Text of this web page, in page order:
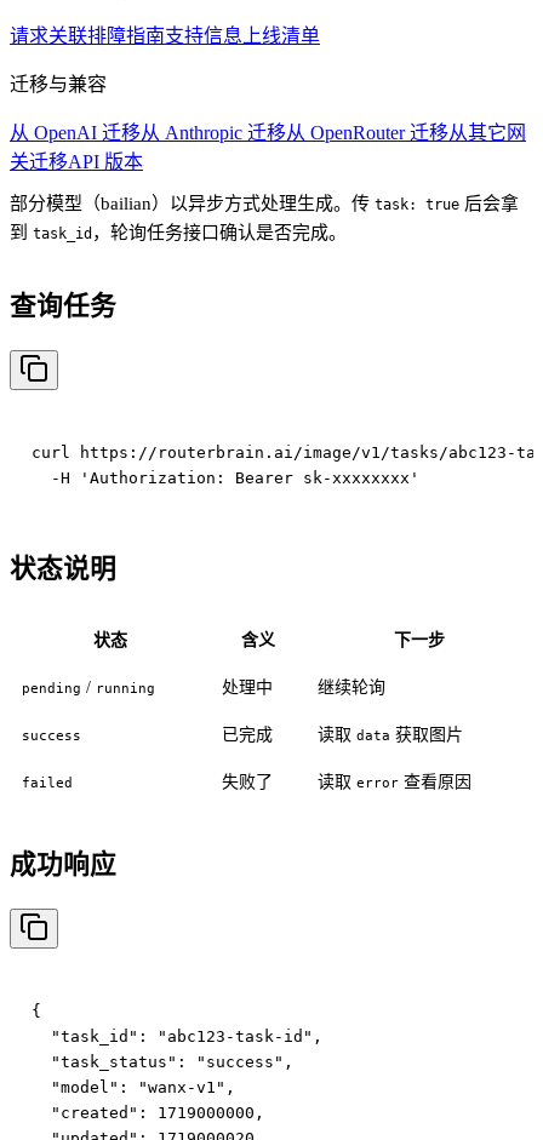
请求关联排障指南支持信息 上线清单
迁移与兼容
从 OpenAI 迁移从 Anthropic 迁移从 OpenRouter 迁移从其它网
关迁移API 版本
部分模型（bailian）以异步方式处理生成。传 task: true 后会拿
到 task_id ，轮询任务接口确认是否完成。
查询任务
curl https://routerbrain.ai/image/v1/tasks/abc123-
状态说明
状态 含义 下一步
pending / running 处理中 继续轮询
success 已完成 读取data 获取图片
failed 失败了 读取error 查看原因
成功响应
{
  "task_id": "abc123-task-id",
  "task_status": "success",
  "model": "wanx-v1",
  "created": 1719000000,